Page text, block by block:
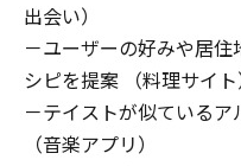
出会い）
－ユーザーの好みや居
シピを提案 （料理サイト
－テイストが似ている
（音楽アプリ）